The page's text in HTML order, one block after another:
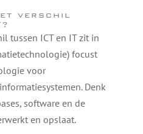
verschil
tussen ICT en IT zit in
focust
voor
Denk
software en de
en opslaat.